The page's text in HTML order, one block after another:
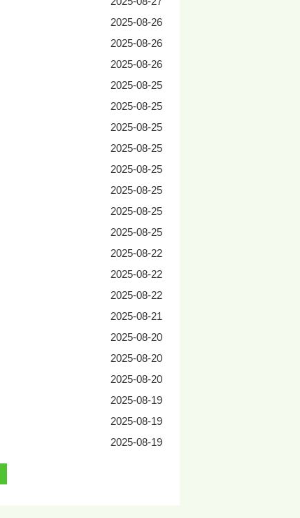
2025-08-26
2025-08-26
2025-08-26
2025-08-25
2025-08-25
2025-08-25
2025-08-25
2025-08-25
2025-08-25
2025-08-25
2025-08-25
2025-08-22
2025-08-22
2025-08-22
2025-08-21
2025-08-20
2025-08-20
2025-08-20
2025-08-19
2025-08-19
2025-08-19